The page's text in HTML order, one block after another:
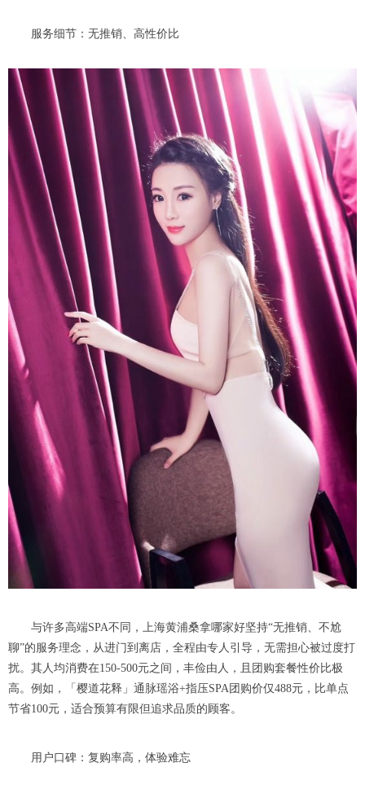
服务细节：无推销、高性价比
与许多高端SPA不同，上海黄浦桑拿哪家好坚持“无推销、不尬
聊”的服务理念，从进门到离店，全程由专人引导，无需担心被过度打
扰。其人均消费在150-500元之间，丰俭由人，且团购套餐性价比极
高。例如，「樱道花释」通脉瑶浴+指压SPA团购价仅488元，比单点
节省100元，适合预算有限但追求品质的顾客。
用户口碑：复购率高，体验难忘